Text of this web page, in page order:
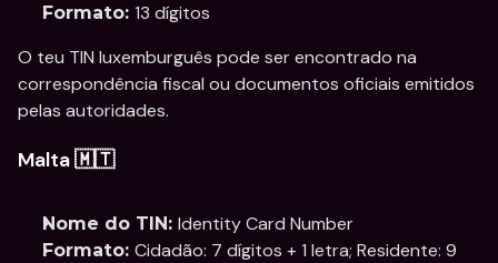
Formato: 13 dígitos
O teu TIN luxemburguês pode ser encontrado na
correspondência fiscal ou documentos oficiais emitidos
pelas autoridades.
Malta 🇲🇹
Nome do TIN: Identity Card Number
Formato: Cidadão: 7 dígitos + 1 letra; Residente: 9